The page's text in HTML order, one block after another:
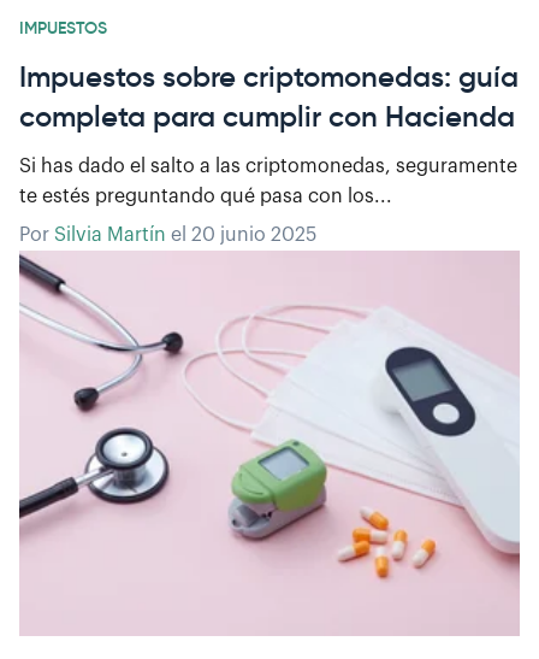
IMPUESTOS
Impuestos sobre criptomonedas: guía
completa para cumplir con Hacienda
Si has dado el salto a las criptomonedas, seguramente
te estés preguntando qué pasa con los...
Por Silvia Martín el 20 junio 2025